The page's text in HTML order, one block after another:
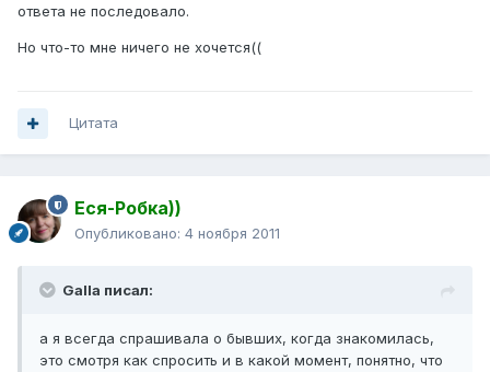
ответа не последовало.
Но что-то мне ничего не хочется((
Цитата
Еся-Робка))
Опубликовано: 4 ноября 2011
Galla писал:
а я всегда спрашивала о бывших, когда знакомилась,
это смотря как спросить и в какой момент, понятно, что